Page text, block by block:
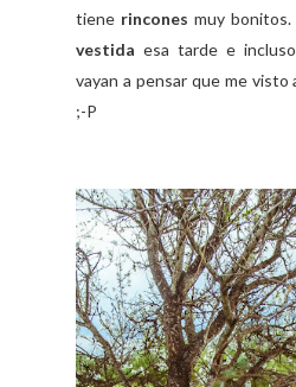
tiene rinconesmuy
vestida esa tarde e
vayan a pensar que me visto
;-P